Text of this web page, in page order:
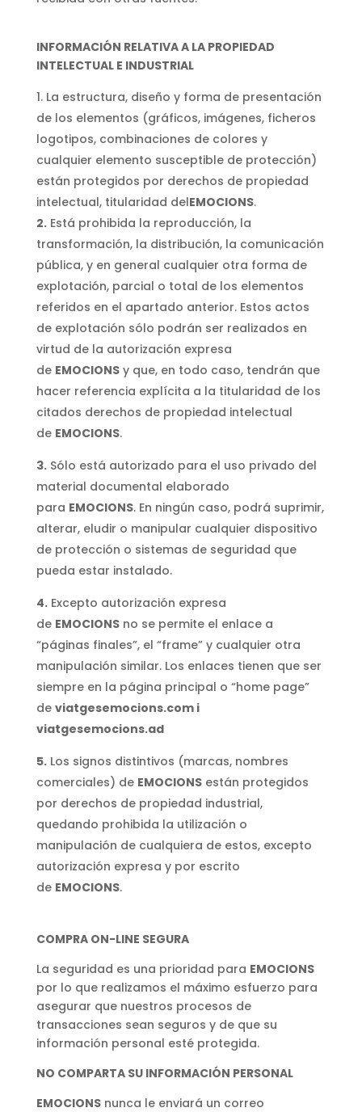
INFORMACIÓN RELATIVA A LA PROPIEDAD
INTELECTUAL E INDUSTRIAL
La estructura, diseño y forma de presentación
de los elementos (gráficos, imágenes, ficheros
logotipos, combinaciones de colores y
cualquier elemento susceptible de protección)
están protegidos por derechos de propiedad
intelectual, titularidad delEMOCIONS.
2.Está prohibida la reproducción, la
transformación, la distribución, la comunicación
pública, y en general cualquier otra forma de
explotación, parcial o total de los elementos
referidos en el apartado anterior. Estos actos
de explotación sólo podrán ser realizados en
virtud de la autorización expresa
de EMOCIONSy que, en todo caso, tendrán que
hacer referencia explícita a la titularidad de los
citados derechos de propiedad intelectual
de EMOCIONS.
3.Sólo está autorizado para el uso privado del
material documental elaborado
para EMOCIONS. En ningún caso, podrá suprimir,
alterar, eludir o manipular cualquier dispositivo
de protección o sistemas de seguridad que
pueda estar instalado.
4.Excepto autorización expresa
de EMOCIONSno se permite el enlace a
“páginas finales”, el “frame” y cualquier otra
manipulación similar. Los enlaces tienen que ser
siempre en la página principal o “home page”
de viatgesemocions.com i
viatgesemocions.ad
5.Los signos distintivos (marcas, nombres
comerciales) de EMOCIONSestán protegidos
por derechos de propiedad industrial,
quedando prohibida la utilización o
manipulación de cualquiera de estos, excepto
autorización expresa y por escrito
de EMOCIONS.
COMPRA ON-LINE SEGURA
La seguridad es una prioridad para EMOCIONS
por lo que realizamos el máximo esfuerzo para
asegurar que nuestros procesos de
transacciones sean seguros y de que su
información personal esté protegida.
NO COMPARTA SU INFORMACIÓN PERSONAL
EMOCIONSnunca le enviará un correo